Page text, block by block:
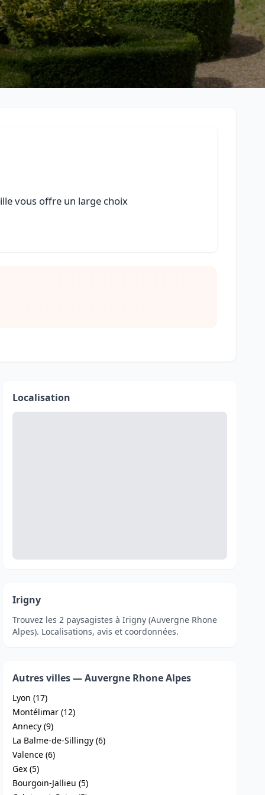
vous offre un large choix
Localisation
Irigny
Trouvez les 2 paysagistes à Irigny (Auvergne Rhone
Alpes). Localisations, avis et coordonnées.
Autres villes — Auvergne Rhone Alpes
Lyon (17)
Montélimar (12)
Annecy (9)
La Balme-de-Sillingy (6)
Valence (6)
Gex (5)
Bourgoin-Jallieu (5)